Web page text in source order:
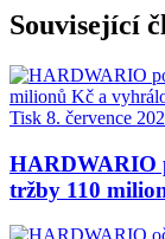
Související
Tisk 8. července
HARDWARIO
tržby 110